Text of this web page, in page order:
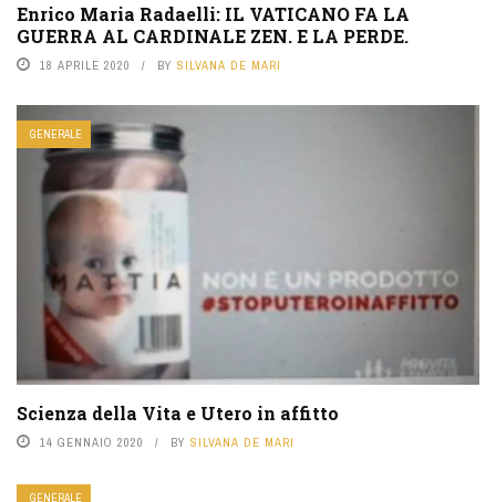
Enrico Maria Radaelli: IL VATICANO FA LA
GUERRA AL CARDINALE ZEN. E LA PERDE.
18 APRILE 2020 BY SILVANA DE MARI
GENERALE
Scienza della Vita e Utero in affitto
14 GENNAIO 2020 BY SILVANA DE MARI
GENERALE